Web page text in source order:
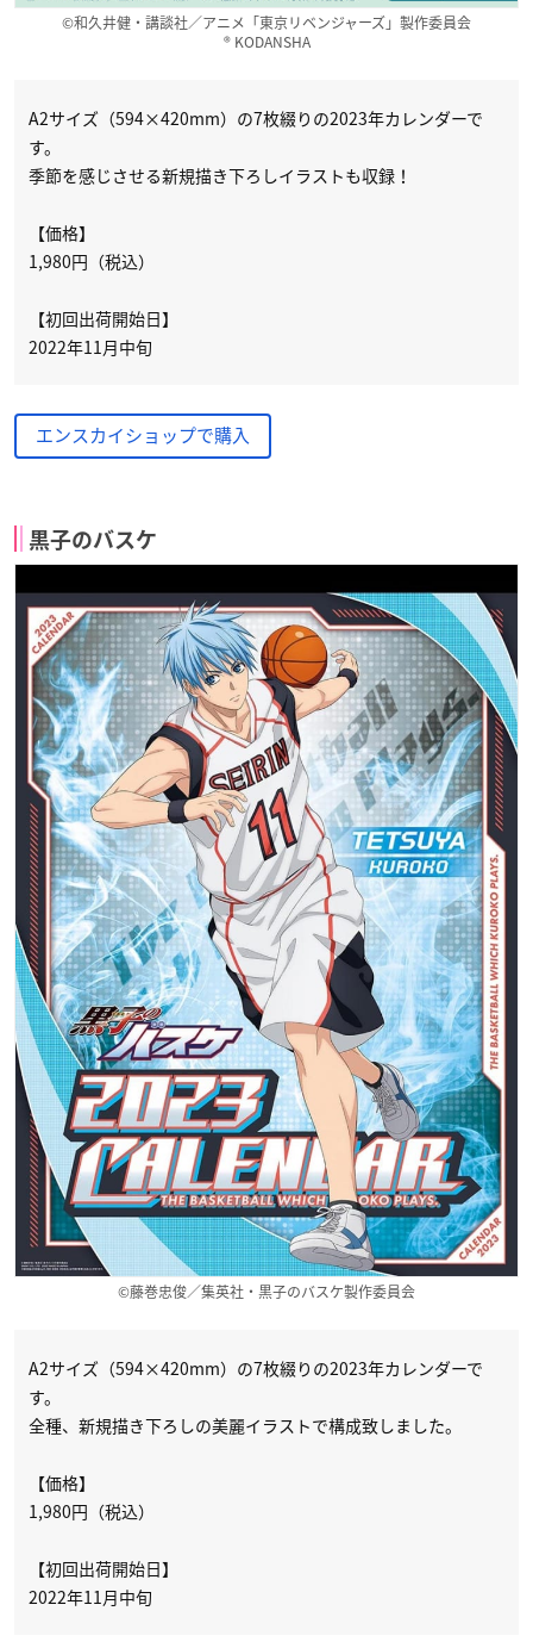
©和久井健・講談社／アニメ「東京リベンジャーズ」製作委員会
® KODANSHA
A2サイズ（594×420mm）の7枚綴りの2023年カレンダーで
す。
季節を感じさせる新規描き下ろしイラストも収録！
【価格】
1,980円（税込）
【初回出荷開始日】
2022年11月中旬
エンスカイショップで購入
黒子のバスケ
©藤巻忠俊／集英社・黒子のバスケ製作委員会
A2サイズ（594×420mm）の7枚綴りの2023年カレンダーで
す。
全種、新規描き下ろしの美麗イラストで構成致しました。
【価格】
1,980円（税込）
【初回出荷開始日】
2022年11月中旬